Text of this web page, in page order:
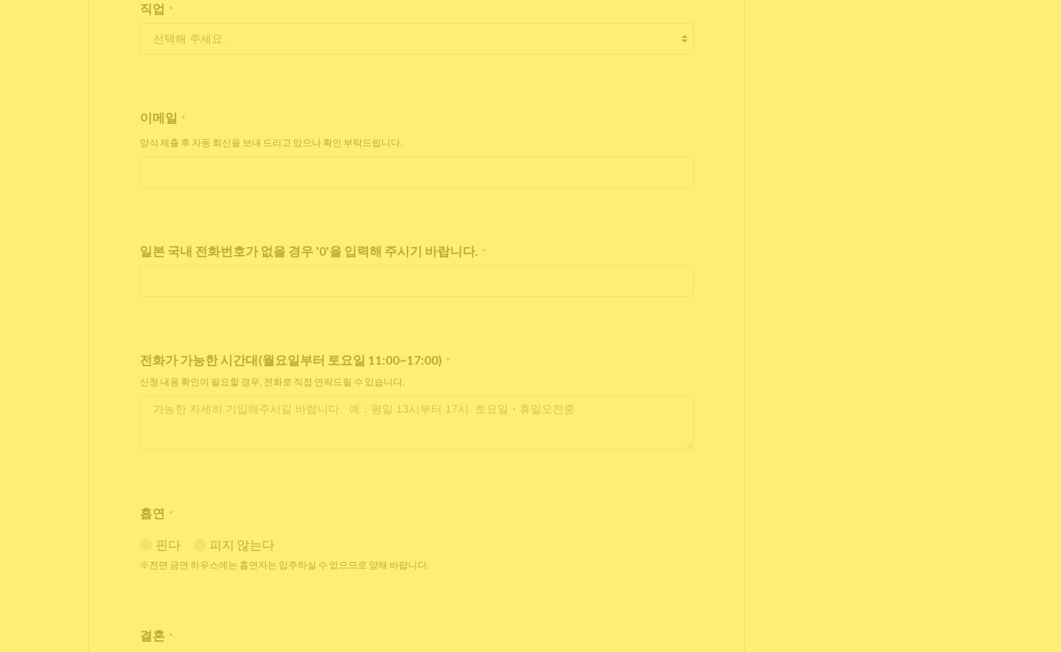
직업 *
이메일 *
양식 제출 후 자동 회신을 보내 드리고 있으나 확인 부탁드립니다.
일본 국내 전화번호가 없을 경우 '0'을 입력해 주시기 바랍니다. *
전화가 가능한 시간대(월요일부터 토요일 11:00~17:00) *
신청 내용 확인이 필요할 경우, 전화로 직접 연락드릴 수 있습니다.
흡연 *
핀다 피지 않는다
※전면 금연 하우스에는 흡연자는 입주하실 수 없으므로 양해 바랍니다.
결혼 *